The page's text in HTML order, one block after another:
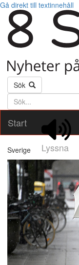
Gå direkt till textinnehåll
Sök
Söktext
Start
Lyssna
Sverige